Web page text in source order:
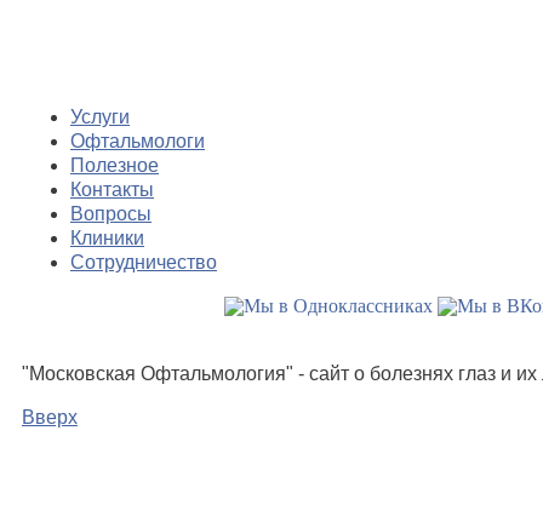
Услуги
Офтальмологи
Полезное
Контакты
Вопросы
Клиники
Сотрудничество
"Московская Офтальмология" - сайт о болезнях глаз и
Вверх